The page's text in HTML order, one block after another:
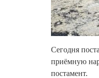
Сегодня
приёмную
постамент.